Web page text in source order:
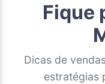
Fique
Dicas de
estratégias